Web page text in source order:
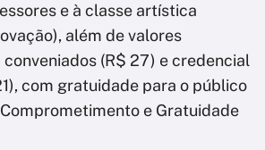
e à classe artística
além de valores
(R$ 27) e credencial
com gratuidade para o público
e Gratuidade